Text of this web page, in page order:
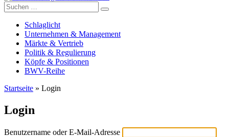
Versicherungswirtschaft-heute
Suche
nach:
Schlaglicht
Unternehmen & Management
Märkte & Vertrieb
Politik & Regulierung
Köpfe & Positionen
BWV-Reihe
Startseite » Login
Login
Benutzername oder E-Mail-Adresse